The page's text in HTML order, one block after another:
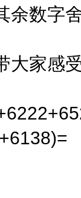
余数字
家感受